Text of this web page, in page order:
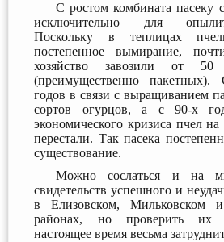
С ростом комбината пасеку
исключительно для
Поскольку в теплицах
постепенное вымирание,
хозяйство завозили от
(преимущественно
годов в связи с выращиванием
сортов огурцов, а с 90-х
экономического кризиса пчел на
перестали. Так пасека
существование.
Можно сослаться и на
свидетельств успешного и
в Елизовском, Мильковском и
районах, но проверить их
настоящее время весьма